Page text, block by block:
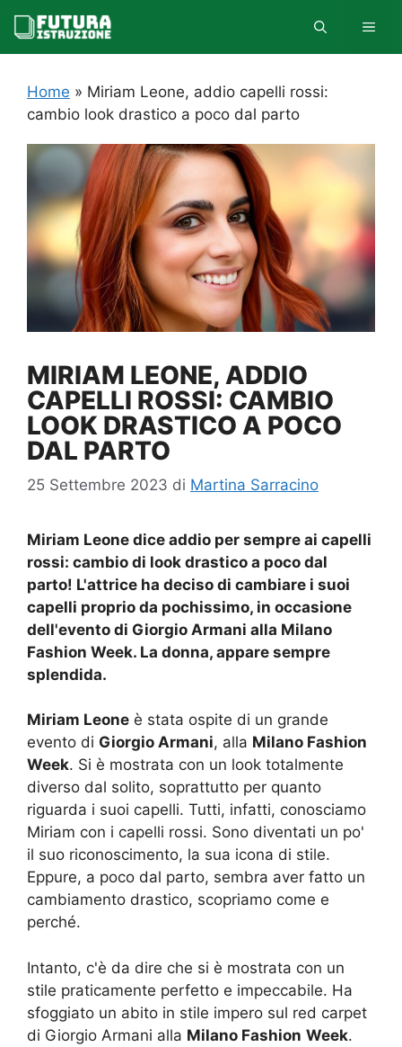
contenuto
Home » Miriam Leone, addio capelli rossi:
cambio look drastico a poco dal parto
MIRIAM LEONE, ADDIO
CAPELLI ROSSI: CAMBIO
LOOK DRASTICO A POCO
DAL PARTO
25 Settembre 2023 di Martina Sarracino
Miriam Leone dice addio per sempre ai capelli
rossi: cambio di look drastico a poco dal
parto! L'attrice ha deciso di cambiare i suoi
capelli proprio da pochissimo, in occasione
dell'evento di Giorgio Armani alla Milano
Fashion Week. La donna, appare sempre
splendida.
Miriam Leone è stata ospite di un grande
evento di Giorgio Armani, alla Milano Fashion
Week. Si è mostrata con un look totalmente
diverso dal solito, soprattutto per quanto
riguarda i suoi capelli. Tutti, infatti, conosciamo
Miriam con i capelli rossi. Sono diventati un po'
il suo riconoscimento, la sua icona di stile.
Eppure, a poco dal parto, sembra aver fatto un
cambiamento drastico, scopriamo come e
perché.
Intanto, c'è da dire che si è mostrata con un
stile praticamente perfetto e impeccabile. Ha
sfoggiato un abito in stile impero sul red carpet
di Giorgio Armani alla Milano Fashion Week.